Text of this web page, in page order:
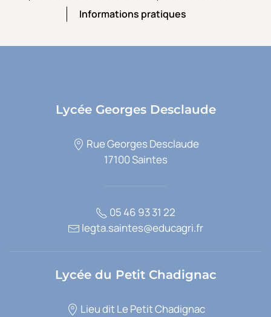
Par voie de formation
Informations pratiques
Lycée Georges Desclaude
Rue Georges Desclaude
17100 Saintes
05 46 93 31 22
legta.saintes@educagri.fr
Lycée du Petit Chadignac
Lieu dit Le Petit Chadignac